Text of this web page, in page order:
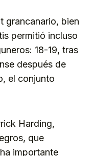
grancanario, bien
permitió incluso
18-19, tras
después de
el conjunto
Harding,
que
importante